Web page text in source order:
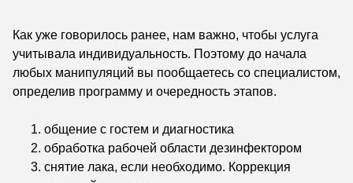
Как уже говорилось ранее, нам важно, чтобы услуга
учитывала индивидуальность. Поэтому до начала
любых манипуляций вы пообщаетесь со специалистом,
определив программу и очередность этапов.
общение с гостем и диагностика
обработка рабочей области дезинфектором
снятие лака, если необходимо. Коррекция